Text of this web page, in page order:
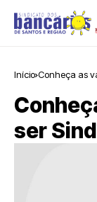
Início Conheça as
ser